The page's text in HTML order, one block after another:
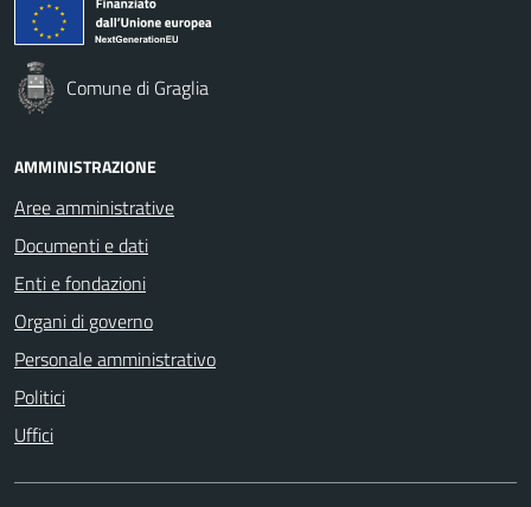
Comune di Graglia
AMMINISTRAZIONE
Aree amministrative
Documenti e dati
Enti e fondazioni
Organi di governo
Personale amministrativo
Politici
Uffici